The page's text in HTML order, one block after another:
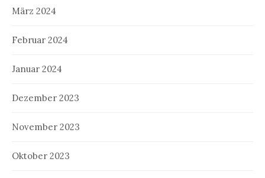
März 2024
Februar 2024
Januar 2024
Dezember 2023
November 2023
Oktober 2023